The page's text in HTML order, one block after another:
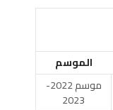
الموسم
موسم 2022-
2023